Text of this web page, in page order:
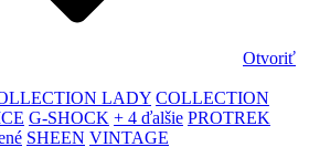
Otvoriť
LADY COLLECTION
G-SHOCK + 4 ďalšie PROTREK
SHEEN VINTAGE